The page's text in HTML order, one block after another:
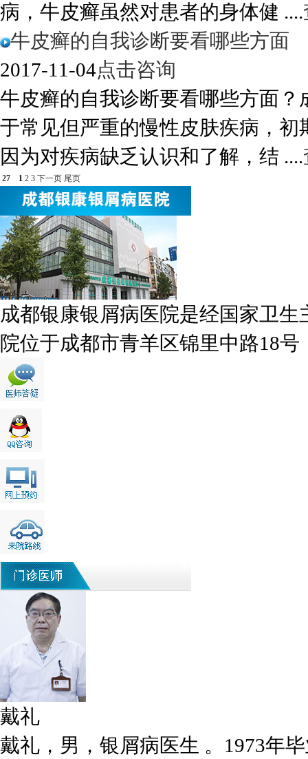
病，牛皮癣虽然对患者的身体健 ....
牛皮癣的自我诊断要看哪些方面
2017-11-04点击咨询
牛皮癣的自我诊断要看哪些方面
于常见但严重的慢性皮肤疾病，
因为对疾病缺乏认识和了解，结 ....
27 1 2 3 下一页 尾页
成都银康银屑病医院是经国家卫
院位于成都市青羊区锦里中路18
戴礼
戴礼，男，银屑病医生 。1973年